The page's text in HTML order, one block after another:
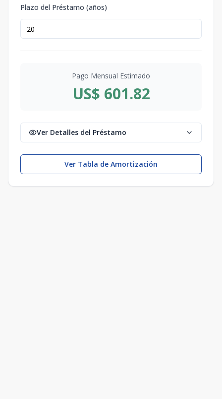
Plazo del Préstamo (años)
Pago Mensual Estimado
US$ 601.82
Ver Detalles del Préstamo
Ver Tabla de Amortización